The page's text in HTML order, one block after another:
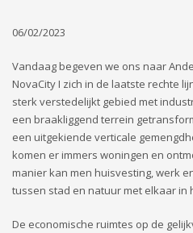
06/02/2023
Vandaag begeven we ons naar
NovaCity I zich in de laatste rechte
sterk verstedelijkt gebied met
een braakliggend terrein
een uitgekiende verticale
komen er immers woningen en
manier kan men huisvesting, werk
tussen stad en natuur met elkaar in
De economische ruimtes op de